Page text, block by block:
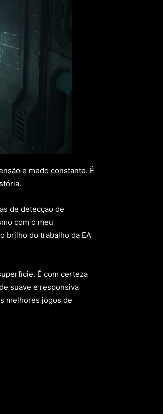
e medo constante. É
de detecção de
com o meu
brilho do trabalho da EA
É com certeza
suave e responsiva
melhores jogos de